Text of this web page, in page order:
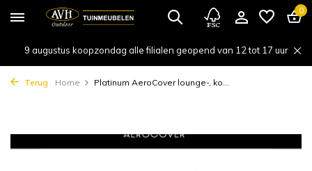
0
9 augustus koopzondag alle filialen geopend van 12 tot 17 uur
Terug Home Platinum AeroCover lounge-, ko...